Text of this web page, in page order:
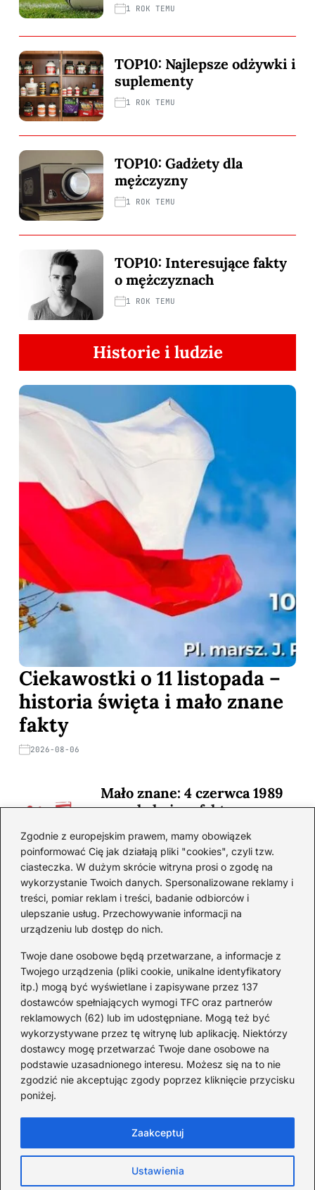
Zgodnie z europejskim prawem, mamy obowiązek
poinformować Cię jak działają pliki "cookies", czyli tzw.
ciasteczka. W dużym skrócie witryna prosi o zgodę na
wykorzystanie Twoich danych. Spersonalizowane reklamy i
treści, pomiar reklam i treści, badanie odbiorców i
ulepszanie usług. Przechowywanie informacji na
urządzeniu lub dostęp do nich.
Twoje dane osobowe będą przetwarzane, a informacje z
Twojego urządzenia (pliki cookie, unikalne identyfikatory
itp.) mogą być wyświetlane i zapisywane przez 137
dostawców spełniających wymogi TFC oraz partnerów
reklamowych (62) lub im udostępniane. Mogą też być
wykorzystywane przez tę witrynę lub aplikację. Niektórzy
dostawcy mogę przetwarzać Twoje dane osobowe na
podstawie uzasadnionego interesu. Możesz się na to nie
zgodzić nie akceptując zgody poprzez kliknięcie przycisku
poniżej.
Ustawienia
Zaakceptuj
1 ROK TEMU
TOP10: Najlepsze odżywki i
suplementy
1 ROK TEMU
TOP10: Gadżety dla
mężczyzny
1 ROK TEMU
TOP10: Interesujące fakty
o mężczyznach
1 ROK TEMU
Historie i ludzie
Ciekawostki o 11 listopada –
historia święta i mało znane
fakty
2026-08-06
Mało znane: 4 czerwca 1989
— zaskakujące fakty
2026-08-03
Ciekawostki o 1. wojnie
światowej — mało znane
fakty i historie
2026-08-02
Zaskakujące ciekawostki o
Krzysztofie Kolumbie
2026-07-20
Mało znane ciekawostki o
Wisławie Szymborskiej
2026-07-16
Zaskakujące ciekawostki o
2026-07-15